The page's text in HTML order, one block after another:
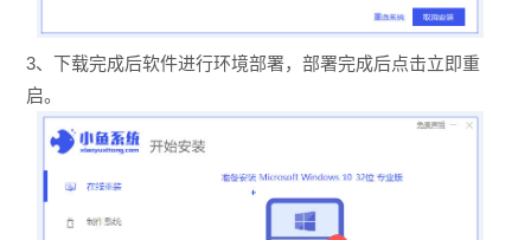
3、下载完成后软件进行环境部署，部署完成后点击立即重
启。